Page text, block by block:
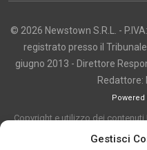
Gestisci
© 2026 Newstown S.R.L. -
registrato presso il
giugno 2013 - Direttore
Redattore:
Powered
Copyright e utilizzo dei
articoli, immagini, fotografie,